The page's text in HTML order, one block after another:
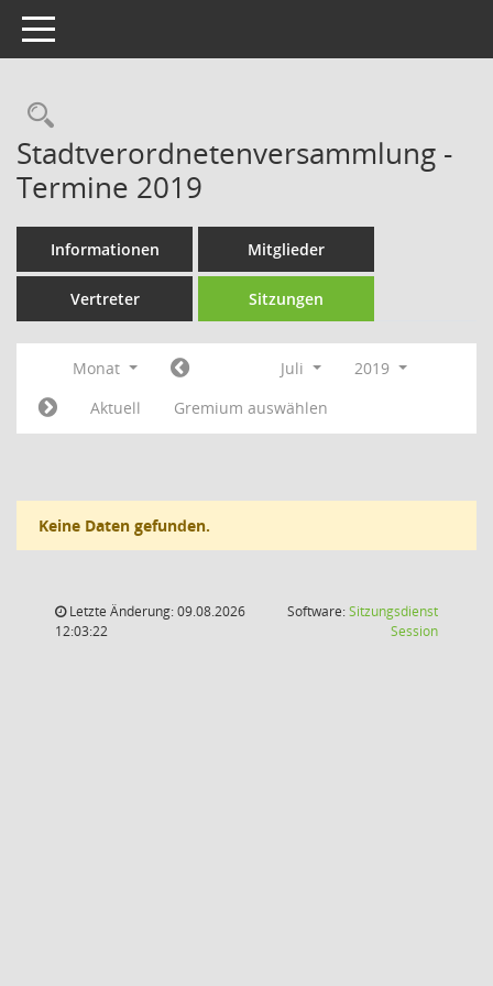
Toggle navigation
Rechercheauswahl
Stadtverordnetenversammlung -
Termine 2019
Informationen Mitglieder
Vertreter Sitzungen
Monat Juli
2019
Aktuell
Gremium auswählen
Keine Daten gefunden.
Letzte Änderung: 09.08.2026
12:03:22
Software:Sitzungsdienst
Session(Wird in